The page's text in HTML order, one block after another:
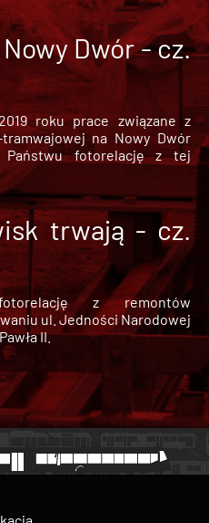
Dwór - cz.
roku prace związane z
na Nowy Dwór
Państwu fotorelację z tej
trwają - cz.
z remontów
ul. Jedności Narodowej
II.